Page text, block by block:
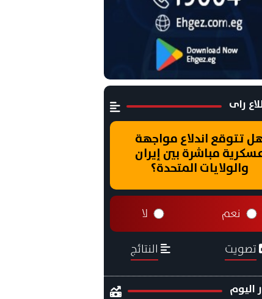
راى
تتوقع اندلاع مواجهة
مباشرة بين إيران
والولايات المتحدة؟
نعم لا
تصويت النتائج
اليوم